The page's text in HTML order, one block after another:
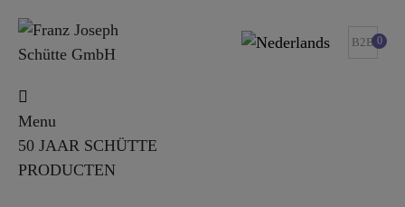
B2B 0
Menu
50 JAAR SCHÜTTE
PRODUCTEN